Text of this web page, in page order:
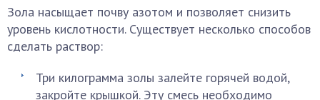
Зола насыщает почву азотом и позволяет снизить
уровень кислотности. Существует несколько способов
сделать раствор:
Три килограмма золы залейте горячей водой,
закройте крышкой. Эту смесь необходимо